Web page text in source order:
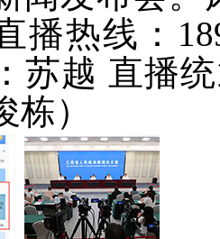
播热线：
苏越 直播
）